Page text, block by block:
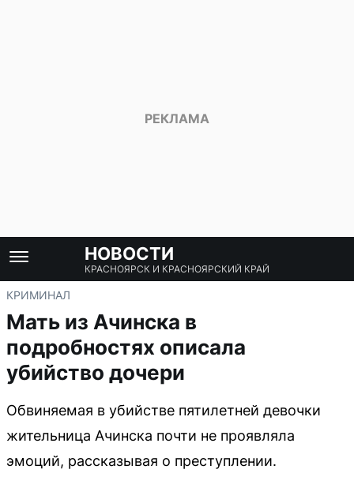
НОВОСТИ
КРАСНОЯРСК И КРАСНОЯРСКИЙ КРАЙ
КРИМИНАЛ
Мать из Ачинска в
подробностях описала
убийство дочери
Обвиняемая в убийстве пятилетней девочки
жительница Ачинска почти не проявляла
эмоций, рассказывая о преступлении.